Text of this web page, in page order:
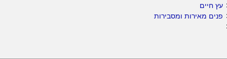
עץ חיים
פנים מאירות ומסבירות